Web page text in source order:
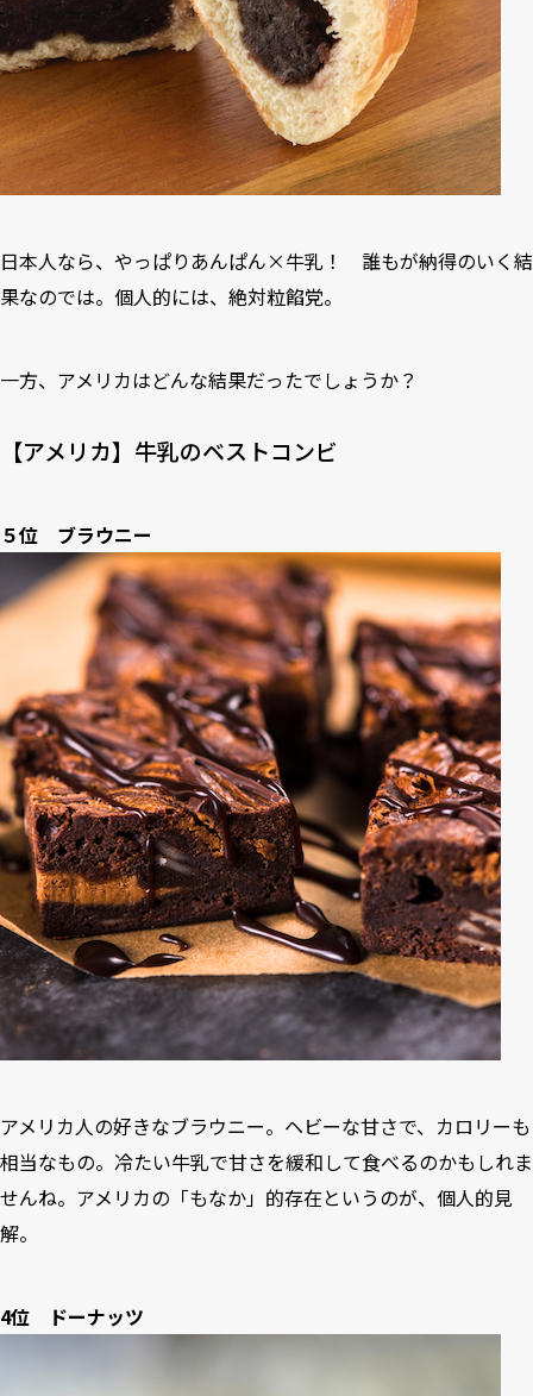
日本人なら、やっぱりあんぱん×牛乳！ 誰もが納得のいく結
果なのでは。個人的には、絶対粒餡党。
一方、アメリカはどんな結果だったでしょうか？
【アメリカ】牛乳のベストコンビ
５位 ブラウニー
アメリカ人の好きなブラウニー。ヘビーな甘さで、カロリーも
相当なもの。冷たい牛乳で甘さを緩和して食べるのかもしれま
せんね。アメリカの「もなか」的存在というのが、個人的見
解。
4位 ドーナッツ